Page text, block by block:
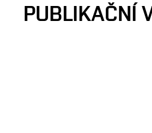
PUBLIKAČNÍ